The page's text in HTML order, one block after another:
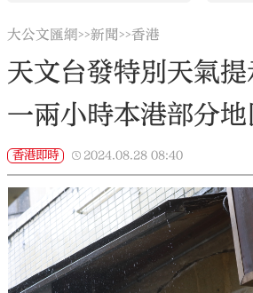
大公文匯網>>新聞>>香港
天文台發特別天氣
一兩小時本港部分
香港即時 2024.08.28 08:40